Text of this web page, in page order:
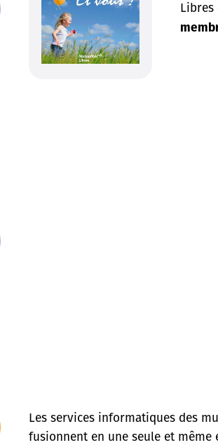
Libres
Les services informatiques des
fusionnent en une seule et même